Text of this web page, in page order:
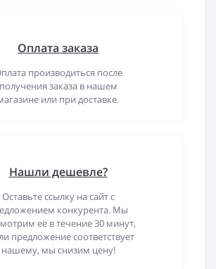
Оплата заказа
производиться после
получения заказа в нашем
или при доставке.
Нашли дешевле?
Оставьте ссылку на сайт с
конкурента. Мы
её в течение 30 минут,
предложение соответствует
нашему, мы снизим цену!